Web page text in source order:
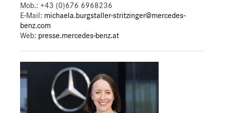
Mob.: +43 (0)676 6968236
E-Mail: michaela.burgstaller-stritzinger@mercedes-
benz.com
Web: presse.mercedes-benz.at